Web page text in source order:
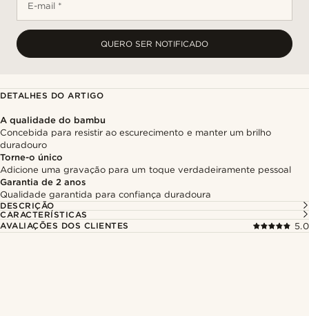
E-mail *
QUERO SER NOTIFICADO
DETALHES DO ARTIGO
A qualidade do bambu
Concebida para resistir ao escurecimento e manter um brilho
duradouro
Torne-o único
Adicione uma gravação para um toque verdadeiramente pessoal
Garantia de 2 anos
Qualidade garantida para confiança duradoura
DESCRIÇÃO
CARACTERÍSTICAS
AVALIAÇÕES DOS CLIENTES
5.0